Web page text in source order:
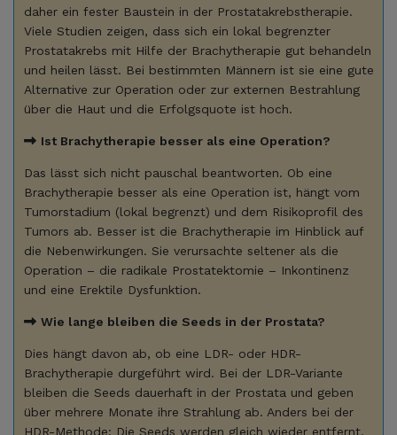
daher ein fester Baustein in der Prostatakrebstherapie.
Viele Studien zeigen, dass sich ein lokal begrenzter
Prostatakrebs mit Hilfe der Brachytherapie gut behandeln
und heilen lässt. Bei bestimmten Männern ist sie eine gute
Alternative zur Operation oder zur externen Bestrahlung
über die Haut und die Erfolgsquote ist hoch.
Ist Brachytherapie besser als eine Operation?
Das lässt sich nicht pauschal beantworten. Ob eine
Brachytherapie besser als eine Operation ist, hängt vom
Tumorstadium (lokal begrenzt) und dem Risikoprofil des
Tumors ab. Besser ist die Brachytherapie im Hinblick auf
die Nebenwirkungen. Sie verursachte seltener als die
Operation – die radikale Prostatektomie – Inkontinenz
und eine Erektile Dysfunktion.
Wie lange bleiben die Seeds in der Prostata?
Dies hängt davon ab, ob eine LDR- oder HDR-
Brachytherapie durgeführt wird. Bei der LDR-Variante
bleiben die Seeds dauerhaft in der Prostata und geben
über mehrere Monate ihre Strahlung ab. Anders bei der
HDR-Methode: Die Seeds werden gleich wieder entfernt,